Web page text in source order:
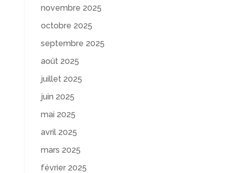
novembre 2025
octobre 2025
septembre 2025
août 2025
juillet 2025
juin 2025
mai 2025
avril 2025
mars 2025
février 2025